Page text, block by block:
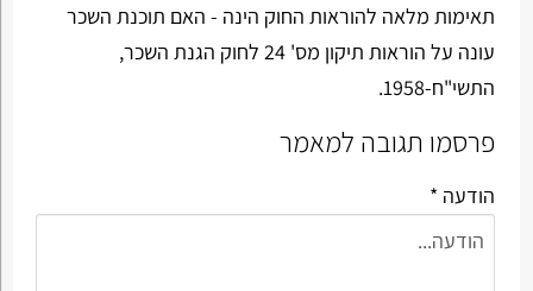
תאימות מלאה להוראות החוק הינה - האם תוכנת השכר
עונה על הוראות תיקון מס' 24 לחוק הגנת השכר,
התשי"ח-1958.
פרסמו תגובה למאמר
הודעה *